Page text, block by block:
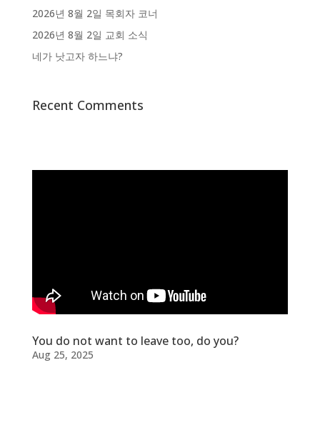
2026년 8월 2일 목회자 코너
2026년 8월 2일 교회 소식
네가 낫고자 하느냐?
Recent Comments
You do not want to leave too, do you?
Aug 25, 2025